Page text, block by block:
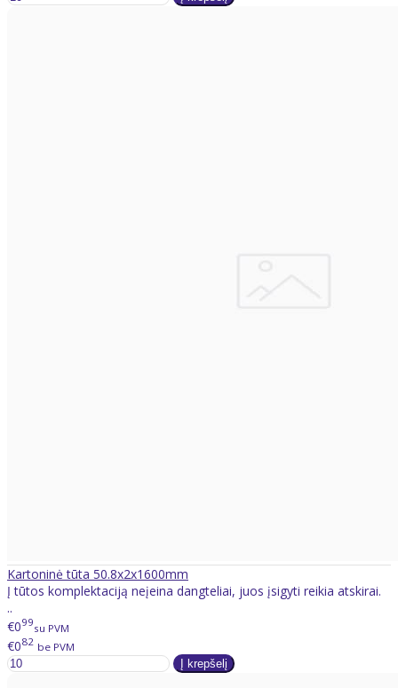
Kartoninė tūta 50.8x2x1600mm
Į tūtos komplektaciją neįeina dangteliai, juos įsigyti reikia atskirai.
..
€099su PVM
€082 be PVM